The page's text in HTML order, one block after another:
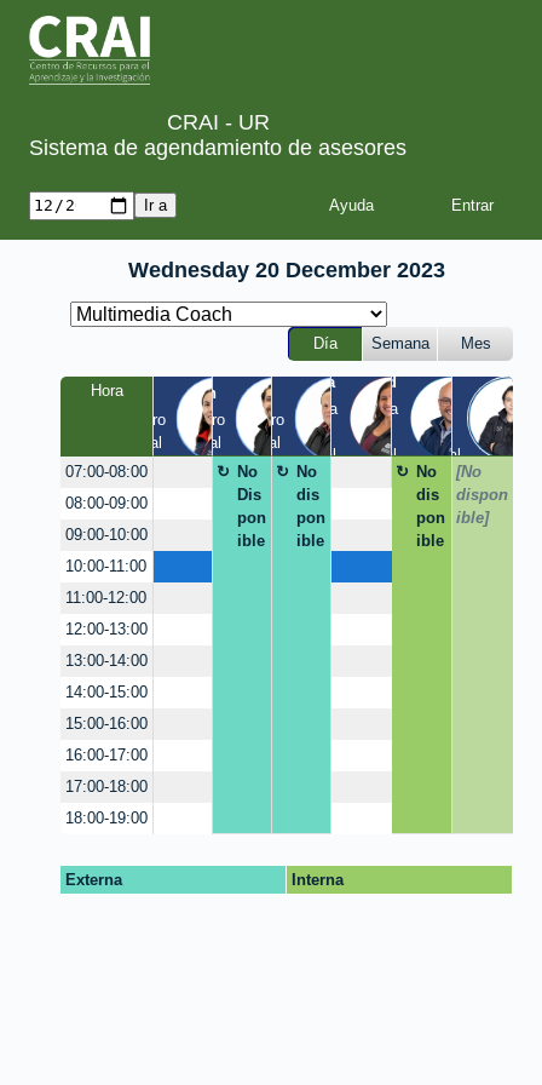
CRAI - UR
Sistema de agendamiento de asesores
Ayuda
Wednesday 20 December 2023
Día Semana Mes
HoraLaura
Claustro
/ Virtual
Milton
Claustro
/ Virtual
Diego
Claustro
/ Virtual
Tania
Quinta
/
Virtual
Yesid
Quinta
/
Virtual
Luis
EIC /
Virtual
07:00-08:00
No
Dis
pon
ible
No
dis
pon
ible
No
dis
pon
ible
[No
dispon
ible]
08:00-09:00
09:00-10:00
10:00-11:00
11:00-12:00
12:00-13:00
13:00-14:00
14:00-15:00
15:00-16:00
16:00-17:00
17:00-18:00
18:00-19:00
Externa Interna